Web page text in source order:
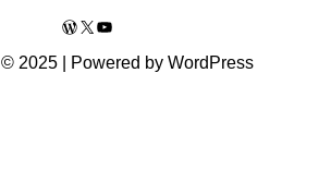
WordPress
X YouTube
2025 | Powered by WordPress